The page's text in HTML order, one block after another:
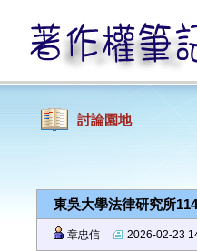
討論園地
東吳大學法律研究所
章忠信 2026-02-23